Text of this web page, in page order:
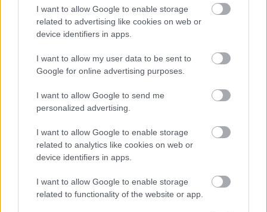
I want to allow Google to enable storage
related to advertising like cookies on web or
device identifiers in apps.
I want to allow my user data to be sent to
Google for online advertising purposes.
I want to allow Google to send me
personalized advertising.
I want to allow Google to enable storage
related to analytics like cookies on web or
device identifiers in apps.
I want to allow Google to enable storage
related to functionality of the website or app.